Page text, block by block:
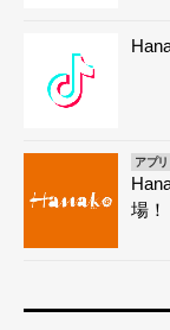
アプリ
場！